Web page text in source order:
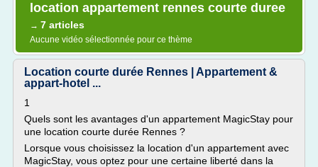
location appartement rennes courte duree
→ 7 articles
Aucune vidéo sélectionnée pour ce thème
Location courte durée Rennes | Appartement &
appart-hotel ...
1
Quels sont les avantages d'un appartement MagicStay pour
une location courte durée Rennes ?
Lorsque vous choisissez la location d'un appartement avec
MagicStay, vous optez pour une certaine liberté dans la